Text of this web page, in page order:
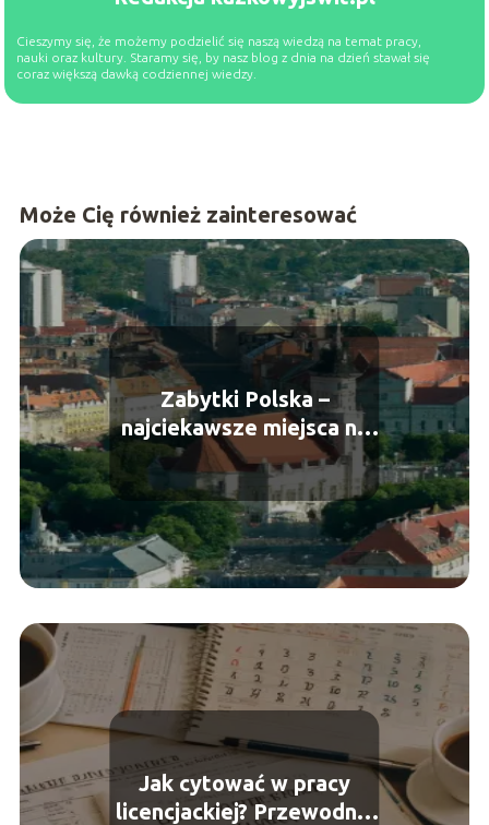
Cieszymy się, że możemy podzielić się naszą wiedzą na temat pracy,
nauki oraz kultury. Staramy się, by nasz blog z dnia na dzień stawał się
coraz większą dawką codziennej wiedzy.
Może Cię również zainteresować
Zabytki Polska –
najciekawsze miejsca na
weekend
Jak cytować w pracy
licencjackiej? Przewodnik